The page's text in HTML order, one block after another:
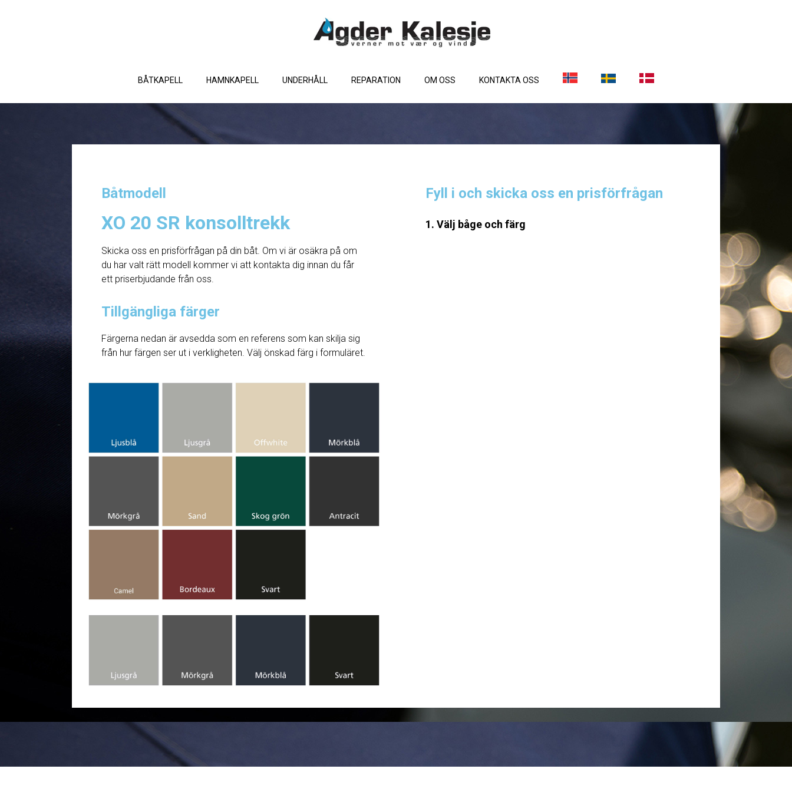
BÅTKAPELL HAMNKAPELL UNDERHÅLL REPARATION OM OSS KONTAKTA OSS
Båtmodell
XO 20 SR konsolltrekk
Skicka oss en prisförfrågan på din båt. Om vi ​​är osäkra på om
du har valt rätt modell kommer vi att kontakta dig innan du får
ett priserbjudande från oss.
Tillgängliga färger
Färgerna nedan är avsedda som en referens som kan skilja sig
från hur färgen ser ut i verkligheten. Välj önskad färg i formuläret.
Fyll i och skicka oss en prisförfrågan
1. Välj båge och färg